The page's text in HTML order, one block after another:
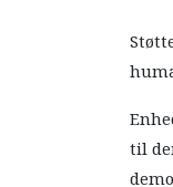
til